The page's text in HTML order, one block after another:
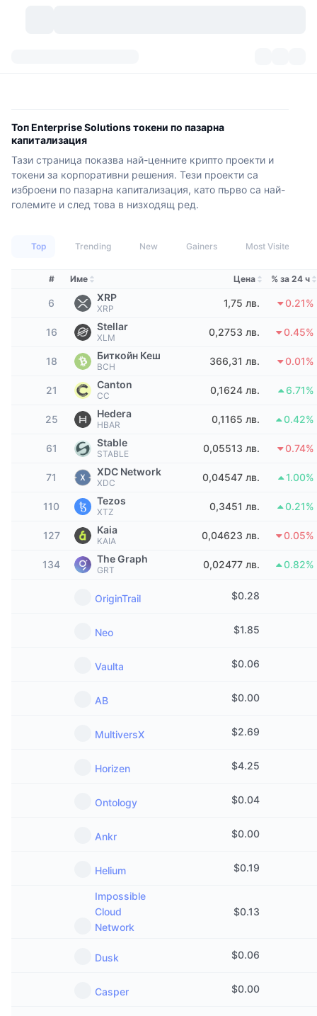
Исторически моментни снимки
Продукти за доходност
Класации
Набиращи популярност
Предстоящи
Печеливши и губещи
Най-посещавани
Настроения в общността
Класиране на веригата
Обща NFT статистика
Предстоящи продажби
Преглед на пазара
Спот пазар
Биткойн хазни
Притоци/отливи от борси
Индикатори
Индекс на страха и алчността.
Индикатори на пазарния цикъл
Доминиране на Биткойн
Индекс CoinMarketCap 20
Индекс CoinMarketCap 100
Сигнали
Популярни
Печеливши
Мем експолорър
Топ трейдъри
Централизирани борси
Децентрализирани борси
Спот
Деривати
Community
Теми
Статии
Настроение
Крипто API
DEX API
Предприятие
Цени
Ресурси
Документация
ЧЗВ
AI интеграции
CMC Агентски хъб
Пазар на умения
CMC MCP
Продукти
Конвертор
Бюлетин
CMC Launch
CMC Labs
Топ истории
Бот в Telegram
Рекламирайте
Изследвания
Видеоклипове
Терминологичен речник
Airdrop събития
Топ Enterprise Solutions токени по пазарна
капитализация
Тази страница показва най-ценните крипто проекти и
токени за корпоративни решения. Тези проекти са
изброени по пазарна капитализация, като първо са най-
големите и след това в низходящ ред.
Top Trending New Gainers Most Visited
# Име Цена % за 24 ч
6 XRP
XRP 1,75 лв. 0.21%
16 Stellar
XLM 0,2753 лв. 0.45%
18 Биткойн Кеш
BCH 366,31 лв. 0.01%
21 Canton
CC 0,1624 лв. 6.71%
25 Hedera
HBAR 0,1165 лв. 0.42%
61 Stable
STABLE 0,05513 лв. 0.74%
71 XDC Network
XDC 0,04547 лв. 1.00%
110 Tezos
XTZ 0,3451 лв. 0.21%
127 Kaia
KAIA 0,04623 лв. 0.05%
134 The Graph
GRT 0,02477 лв. 0.82%
OriginTrail $0.28
Neo $1.85
Vaulta $0.06
AB $0.00
MultiversX $2.69
Horizen $4.25
Ontology $0.04
Ankr $0.00
Helium $0.19
Impossible
Cloud
Network
$0.13
Dusk $0.06
Casper $0.00